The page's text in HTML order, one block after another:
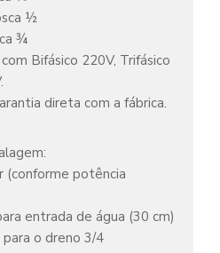
½
¾
Bifásico 220V, Trifásico
direta com a fábrica.
(conforme potência
entrada de água (30 cm)
o dreno 3/4